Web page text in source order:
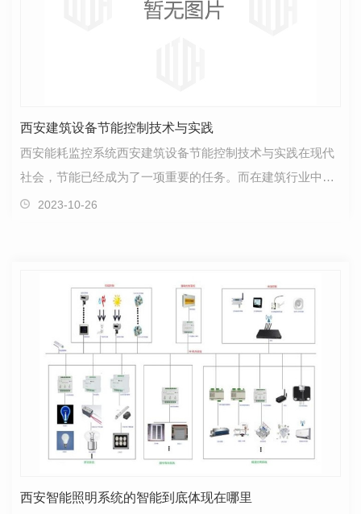
西安建筑设备节能控制技术与实践
西安能耗监控系统西安建筑设备节能控制技术与实践在现代
社会，节能已经成为了一项重要的任务。而在建筑行业中，
节能更是一项具有重大意义的挑战。西安作为我国历史…
2023-10-26
西安智能照明系统的智能到底体现在哪里